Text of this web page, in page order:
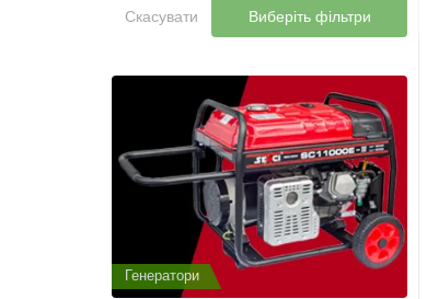
Скасувати Виберіть фільтри
Генератори